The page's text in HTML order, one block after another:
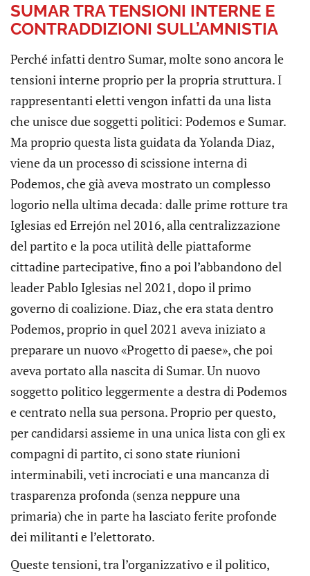
SUMAR TRA TENSIONI INTERNE E
CONTRADDIZIONI SULL’AMNISTIA
Perché infatti dentro Sumar, molte sono ancora le
tensioni interne proprio per la propria struttura. I
rappresentanti eletti vengon infatti da una lista
che unisce due soggetti politici: Podemos e Sumar.
Ma proprio questa lista guidata da Yolanda Diaz,
viene da un processo di scissione interna di
Podemos, che già aveva mostrato un complesso
logorio nella ultima decada: dalle prime rotture tra
Iglesias ed Errejón nel 2016, alla centralizzazione
del partito e la poca utilità delle piattaforme
cittadine partecipative, fino a poi l’abbandono del
leader Pablo Iglesias nel 2021, dopo il primo
governo di coalizione. Diaz, che era stata dentro
Podemos, proprio in quel 2021 aveva iniziato a
preparare un nuovo «Progetto di paese», che poi
aveva portato alla nascita di Sumar. Un nuovo
soggetto politico leggermente a destra di Podemos
e centrato nella sua persona. Proprio per questo,
per candidarsi assieme in una unica lista con gli ex
compagni di partito, ci sono state riunioni
interminabili, veti incrociati e una mancanza di
trasparenza profonda (senza neppure una
primaria) che in parte ha lasciato ferite profonde
dei militanti e l’elettorato.
Queste tensioni, tra l’organizzativo e il politico,